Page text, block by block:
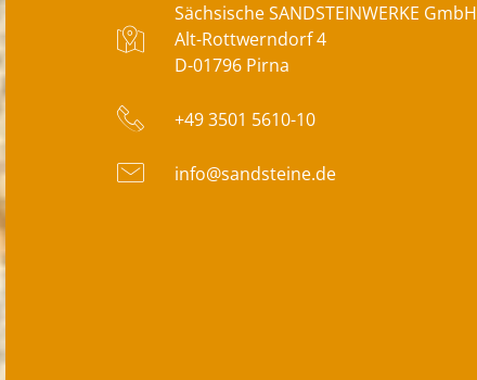
Sächsische SANDSTEINWERKE GmbH
Alt-Rottwerndorf 4
D-01796 Pirna
+49 3501 5610-10
info@sandsteine.de